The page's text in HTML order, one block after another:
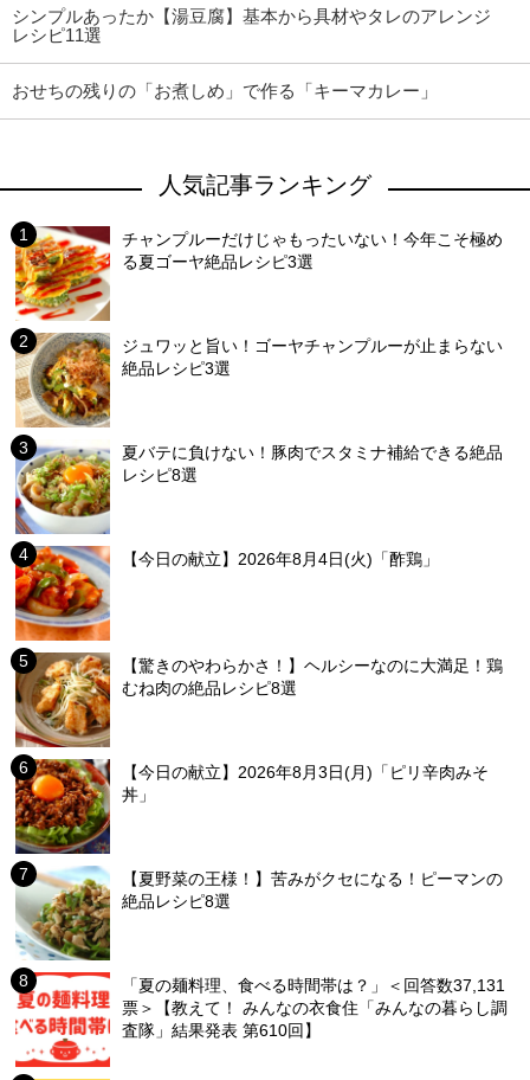
シンプルあったか【湯豆腐】基本から具材やタレのアレンジ
レシピ11選
おせちの残りの「お煮しめ」で作る「キーマカレー」
人気記事ランキング
チャンプルーだけじゃもったいない！今年こそ極め
る夏ゴーヤ絶品レシピ3選
ジュワッと旨い！ゴーヤチャンプルーが止まらない
絶品レシピ3選
夏バテに負けない！豚肉でスタミナ補給できる絶品
レシピ8選
【今日の献立】2026年8月4日(火)「酢鶏」
【驚きのやわらかさ！】ヘルシーなのに大満足！鶏
むね肉の絶品レシピ8選
【今日の献立】2026年8月3日(月)「ピリ辛肉みそ
丼」
【夏野菜の王様！】苦みがクセになる！ピーマンの
絶品レシピ8選
「夏の麺料理、食べる時間帯は？」＜回答数37,131
票＞【教えて！ みんなの衣食住「みんなの暮らし調
査隊」結果発表 第610回】